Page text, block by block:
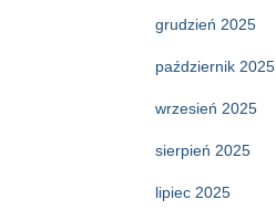
grudzień 2025
październik 2025
wrzesień 2025
sierpień 2025
lipiec 2025